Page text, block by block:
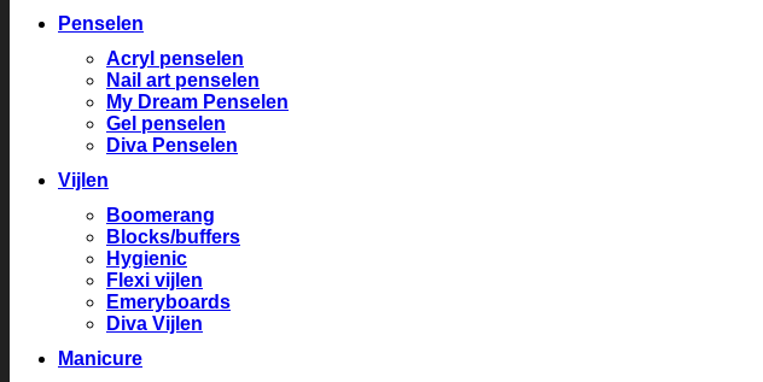
Penselen
Acryl penselen
Nail art penselen
My Dream Penselen
Gel penselen
Diva Penselen
Vijlen
Boomerang
Blocks/buffers
Hygienic
Flexi vijlen
Emeryboards
Diva Vijlen
Manicure